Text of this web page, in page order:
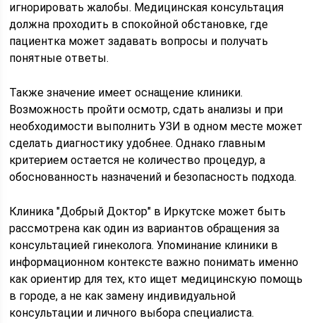
игнорировать жалобы. Медицинская консультация
должна проходить в спокойной обстановке, где
пациентка может задавать вопросы и получать
понятные ответы.
Также значение имеет оснащение клиники.
Возможность пройти осмотр, сдать анализы и при
необходимости выполнить УЗИ в одном месте может
сделать диагностику удобнее. Однако главным
критерием остается не количество процедур, а
обоснованность назначений и безопасность подхода.
Клиника "Добрый Доктор" в Иркутске может быть
рассмотрена как один из вариантов обращения за
консультацией гинеколога. Упоминание клиники в
информационном контексте важно понимать именно
как ориентир для тех, кто ищет медицинскую помощь
в городе, а не как замену индивидуальной
консультации и личного выбора специалиста.